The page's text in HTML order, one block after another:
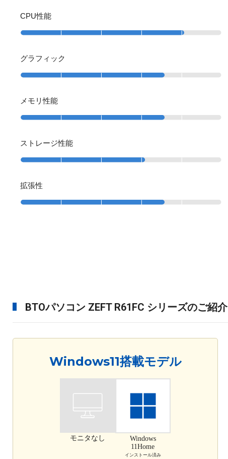
CPU性能
グラフィック
メモリ性能
ストレージ性能
拡張性
BTOパソコン ZEFT R61FC シリーズのご紹介
Windows11搭載モデル
モニタなし
Windows
11Home
インストール済み